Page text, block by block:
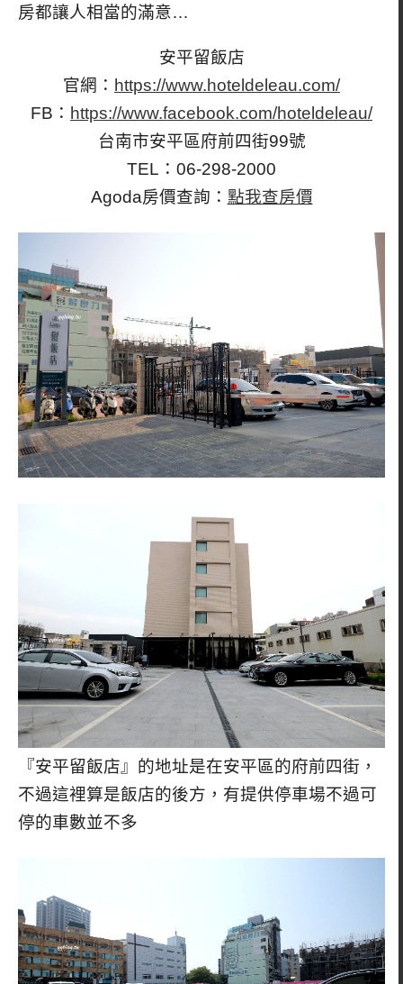
房都讓人相當的滿意…
安平留飯店
官網： https://www.hoteldeleau.com/
FB： https://www.facebook.com/hoteldeleau/
台南市安平區府前四街99號
TEL：06-298-2000
Agoda房價查詢： 點我查房價
『安平留飯店』的地址是在安平區的府前四街，
不過這裡算是飯店的後方，有提供停車場不過可
停的車數並不多